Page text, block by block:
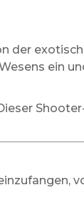
der
ein